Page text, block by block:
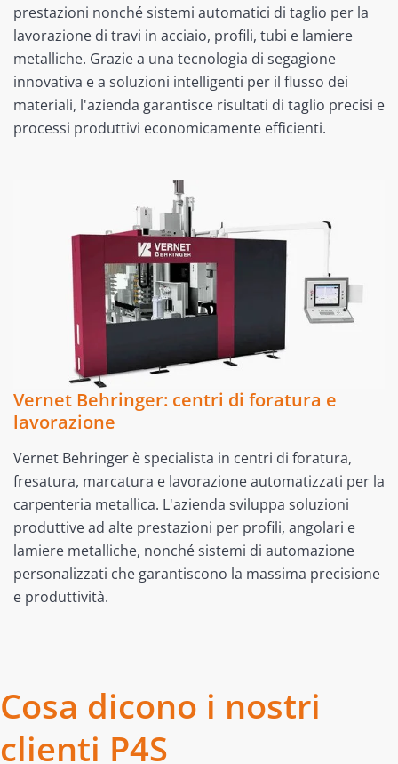
prestazioni nonché sistemi automatici di taglio per la
lavorazione di travi in acciaio, profili, tubi e lamiere
metalliche. Grazie a una tecnologia di segagione
innovativa e a soluzioni intelligenti per il flusso dei
materiali, l'azienda garantisce risultati di taglio precisi e
processi produttivi economicamente efficienti.
Vernet Behringer: centri di foratura e
lavorazione
Vernet Behringer è specialista in centri di foratura,
fresatura, marcatura e lavorazione automatizzati per la
carpenteria metallica. L'azienda sviluppa soluzioni
produttive ad alte prestazioni per profili, angolari e
lamiere metalliche, nonché sistemi di automazione
personalizzati che garantiscono la massima precisione
e produttività.
Cosa dicono i nostri
clienti P4S